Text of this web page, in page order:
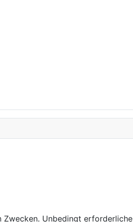
Unbedingt